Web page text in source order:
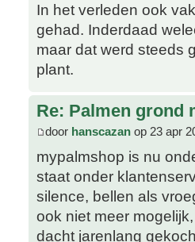
In het verleden ook
gehad. Inderdaad
maar dat werd steeds
plant.
Re: Palmen grond
door hanscazan op 23 apr
mypalmshop is nu
staat onder
silence, bellen als
ook niet meer
dacht jarenlang